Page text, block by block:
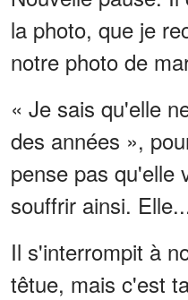
la photo, que je
notre photo de
« Je sais qu'elle
des années »,
pense pas qu'elle
souffrir ainsi.
Il s'interrompit à
têtue, mais c'est